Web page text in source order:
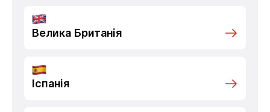
Велика Британія
Іспанія